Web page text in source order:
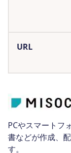
URL
PCやスマートフ
書などが作成、
す。